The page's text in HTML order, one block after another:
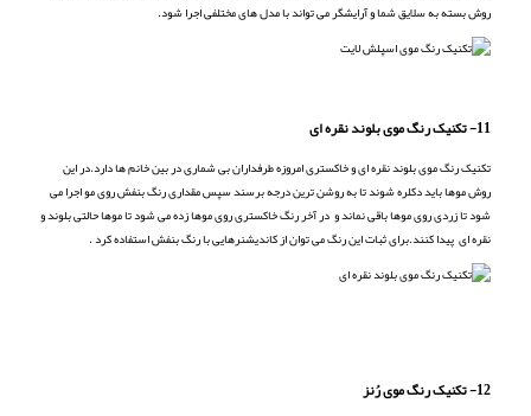
روش بسته به سلایق شما و آرایشگر می تواند با مدل های مختلفی اجرا شود.
11- تکنیک رنگ موی بلوند نقره ای
تکنیک رنگ موی بلوند نقره ای و خاکستری امروزه طرفداران بی شماری در بین خانم ها دارد.در این
روش موها باید دکلره شوند تا به روشن ترین درجه برسند سپس مقداری رنگ بنفش روی مو اجرا می
شود تا زردی روی موها باقی نماند و در آخر رنگ خاکستری روی موها زده می شود تا موها حالتی بلوند و
نقره ای پیدا کنند.برای ثبات این رنگ می توان از کاندیشنرهایی با رنگ بنفش استفاده کرد .
12- تکنیک رنگ موی رُنز